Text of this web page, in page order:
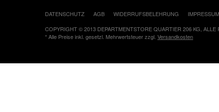
DATENSCHUTZ AGB WIDERRUFSBELEHRUNG
IMPRESSUM
COPYRIGHT © 2013 DEPARTMENTSTORE QUARTIER 206 KG, ALLE
* Alle Preise inkl. gesetzl. Mehrwertsteuer zzgl. Versandkosten